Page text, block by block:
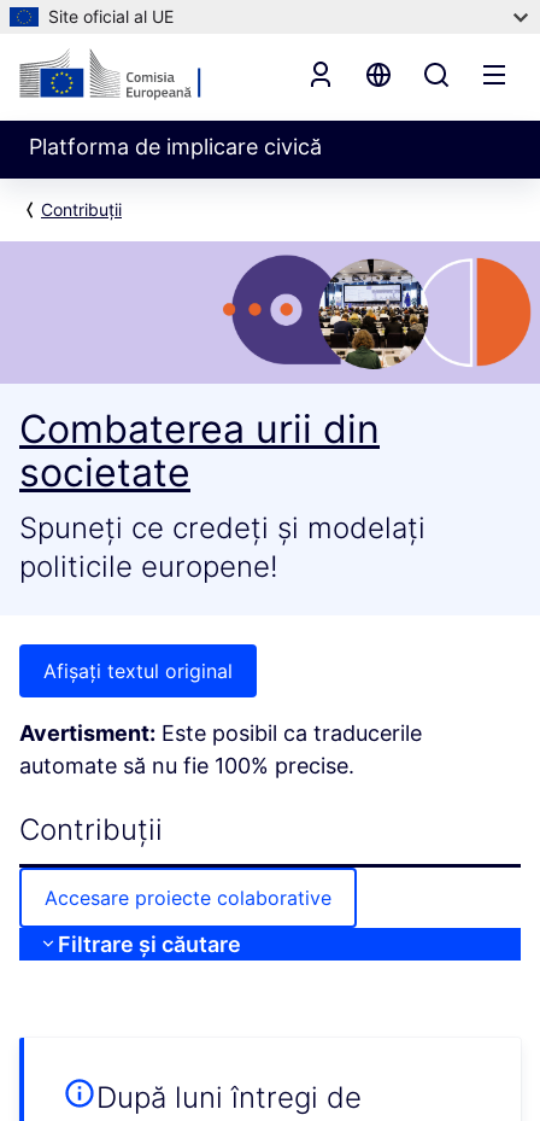
Site oficial al UE
Platforma de implicare civică
Contribuții
Combaterea urii din
societate
Spuneți ce credeți și modelați
politicile europene!
Afișați textul original
Avertisment: Este posibil ca traducerile
automate să nu fie 100% precise.
Contribuții
Accesare proiecte colaborative
Filtrare și căutare
După luni întregi de